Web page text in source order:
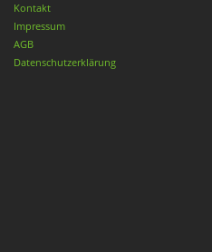
Kontakt
Impressum
AGB
Datenschutzerklärung